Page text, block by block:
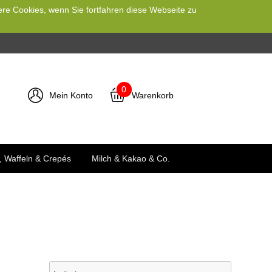
Cookies, wenn Sie fortfahren diese Webseite zu
Mein Konto
0
Warenkorb
Waffeln & Crepés Milch & Kakao & Co.